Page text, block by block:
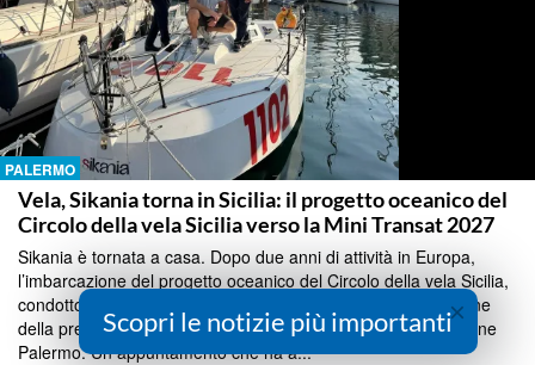
PALERMO
Vela, Sikania torna in Sicilia: il progetto oceanico del
Circolo della vela Sicilia verso la Mini Transat 2027
Sikania è tornata a casa. Dopo due anni di attività in Europa,
l’imbarcazione del progetto oceanico del Circolo della vela Sicilia,
condotto da Davide Foti, ha fatto scalo a Palermo in occasione
della presentazione ufficiale alla Lega Navale Italiana – sezione
Palermo. Un appuntamento che ha a...
×
Scopri le notizie più importanti